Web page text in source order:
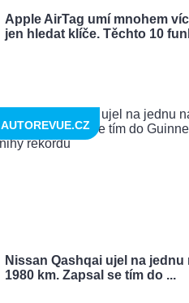
Apple AirTag umí mnohem
jen hledat klíče. Těchto 10
Nissan Qashqai ujel na jednu
1980 km. Zapsal se tím do ...
AUTOREVUE.CZ